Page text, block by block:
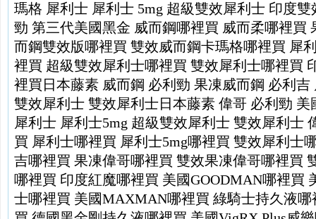
瑪格 犀利士 犀利士 5mg 超級雙效犀利士 印度雙
勁 第三代美國黑金 威而鋼哪裡買 威而柔哪裡買
而鋼雙效版哪裡買 雙效威而鋼卡瑪格哪裡買 犀
裡買 超級雙效犀利士哪裡買 雙效犀利士哪裡買
裡買 日本藤素 威而鋼 必利勁 果凍威而鋼 必利吉
雙效犀利士 雙效犀利士日本藤素 偉哥 必利勁 美
犀利士 犀利士5mg 超級雙效犀利士 雙效犀利士
買 犀利士哪裡買 犀利士5mg哪裡買 雙效犀利士
吉哪裡買 果凍偉哥哪裡買 雙效果凍偉哥哪裡買
哪裡買 印度紅魔哪裡買 美國GOODMAN哪裡買
士哪裡買 美國MAXMAN哪裡買 綠騎士持久液哪